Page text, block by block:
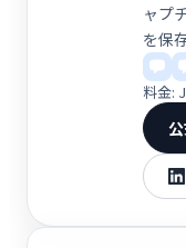
ャプ
を保
料金: